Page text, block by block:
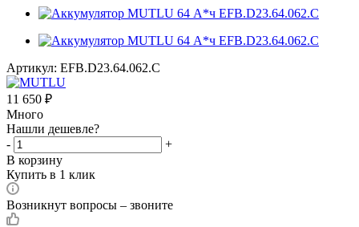
Артикул: EFB.D23.64.062.C
11 650 ₽
Много
Нашли дешевле?
-
+
В корзину
Купить в 1 клик
Возникнут вопросы – звоните